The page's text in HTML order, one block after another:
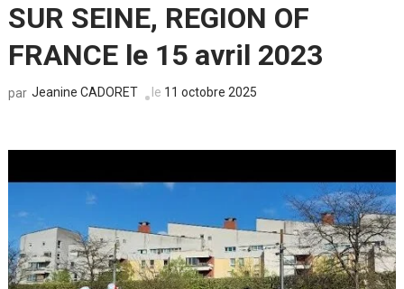
SUR SEINE, REGION OF
FRANCE le 15 avril 2023
par Jeanine CADORET le 11 octobre 2025